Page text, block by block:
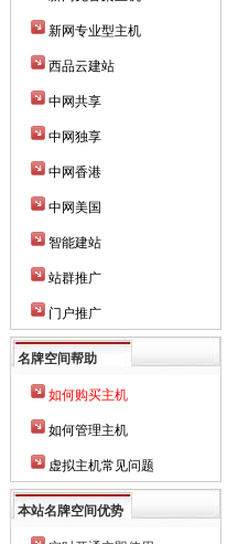
新网专业型主机
西品云建站
中网共享
中网独享
中网香港
中网美国
智能建站
站群推广
门户推广
名牌空间帮助
如何购买主机
如何管理主机
虚拟主机常见问题
本站名牌空间优势